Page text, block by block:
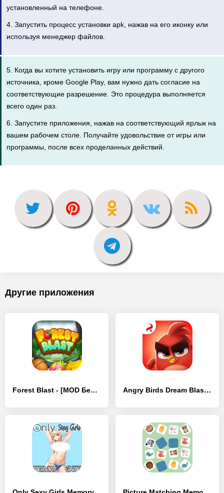
установленный на телефоне.
4. Запустить процесс установки apk, нажав на его иконку или
используя менеджер файлов.
5. Когда вы хотите установить игру или программу с другого
источника, кроме Google Play, вам нужно дать согласие на
соответствующие разрешение. Это процедура выполняется
всего один раз.
6. Запустите приложения, нажав на соответствующий ярлык на
вашем рабочем столе. Получайте удовольствие от игры или
программы, после всех проделанных действий.
Другие приложения
Forest Blast - [MOD Бесконечные монеты] Angry Birds Dream Blast - [MOD Много монет]